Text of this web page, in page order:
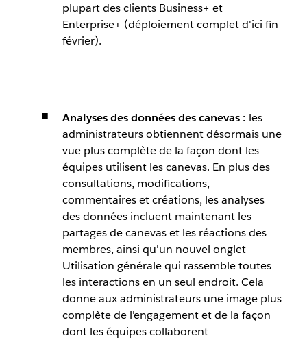
plupart des clients Business+ et
Enterprise+ (déploiement complet d'ici fin
février).
Analyses des données des canevas : les
administrateurs obtiennent désormais une
vue plus complète de la façon dont les
équipes utilisent les canevas. En plus des
consultations, modifications,
commentaires et créations, les analyses
des données incluent maintenant les
partages de canevas et les réactions des
membres, ainsi qu'un nouvel onglet
Utilisation générale qui rassemble toutes
les interactions en un seul endroit. Cela
donne aux administrateurs une image plus
complète de l'engagement et de la façon
dont les équipes collaborent